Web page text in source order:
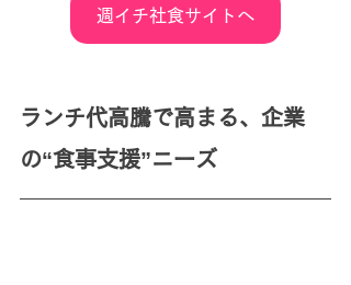
週イチ社食サイトへ
ランチ代高騰で高まる、企業
の“食事支援”ニーズ